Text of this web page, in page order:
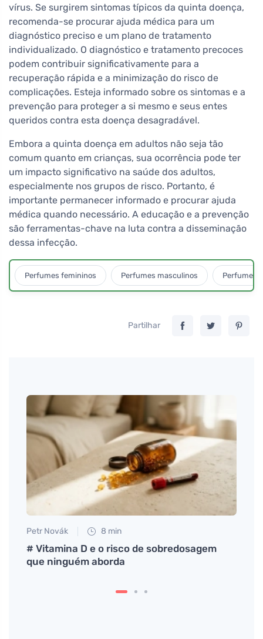
vírus. Se surgirem sintomas típicos da quinta doença,
recomenda-se procurar ajuda médica para um
diagnóstico preciso e um plano de tratamento
individualizado. O diagnóstico e tratamento precoces
podem contribuir significativamente para a
recuperação rápida e a minimização do risco de
complicações. Esteja informado sobre os sintomas e a
prevenção para proteger a si mesmo e seus entes
queridos contra esta doença desagradável.
Embora a quinta doença em adultos não seja tão
comum quanto em crianças, sua ocorrência pode ter
um impacto significativo na saúde dos adultos,
especialmente nos grupos de risco. Portanto, é
importante permanecer informado e procurar ajuda
médica quando necessário. A educação e a prevenção
são ferramentas-chave na luta contra a disseminação
dessa infecção.
Perfumes femininos Perfumes masculinos Perfumes
Partilhar
Petr Novák 8 min
# Vitamina D e o risco de sobredosagem
que ninguém aborda